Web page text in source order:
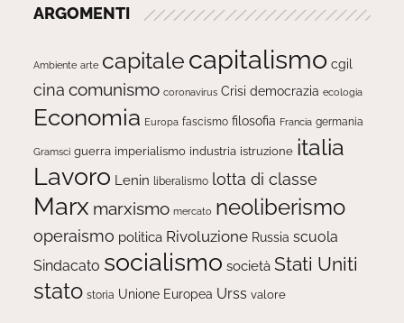
ARGOMENTI
Ambiente arte capitale capitalismo cgil
cina comunismo coronavirus Crisi democrazia ecologia
Economia Europa fascismo filosofia Francia germania
Gramsci guerra imperialismo industria istruzione italia
Lavoro Lenin liberalismo lotta di classe
Marx marxismo mercato neoliberismo
operaismo politica Rivoluzione Russia scuola
Sindacato socialismo società Stati Uniti
stato storia Unione Europea Urss valore